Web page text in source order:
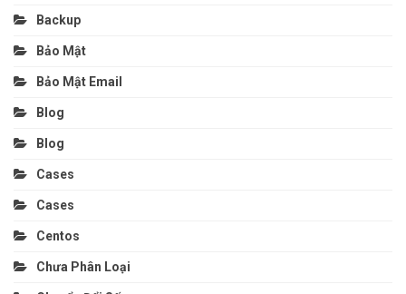
Backup
Bảo Mật
Bảo Mật Email
Blog
Blog
Cases
Cases
Centos
Chưa Phân Loại